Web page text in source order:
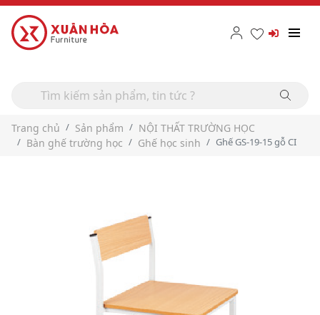
Trang chủ Sản phẩm
NỘI THẤT TRƯỜNG HỌC
Bàn ghế trường học
Ghế học sinh Ghế GS-19-15 gỗ CI